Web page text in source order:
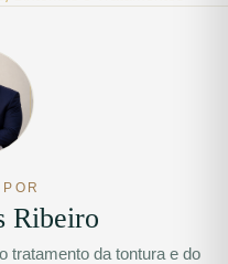
Ribeiro
tratamento da tontura e do